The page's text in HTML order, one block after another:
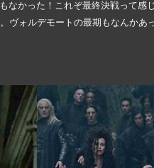
なかった！これぞ最終決戦って感
ヴォルデモートの最期もなんかあ